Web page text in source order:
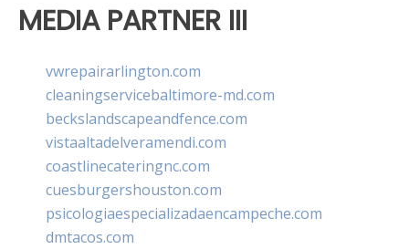
MEDIA PARTNER III
vwrepairarlington.com
cleaningservicebaltimore-md.com
beckslandscapeandfence.com
vistaaltadelveramendi.com
coastlinecateringnc.com
cuesburgershouston.com
psicologiaespecializadaencampeche.com
dmtacos.com